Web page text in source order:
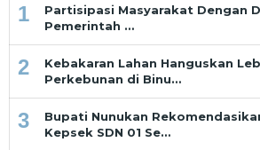
1
Partisipasi Masyarakat Dengan
Pemerintah …
2
Kebakaran Lahan Hanguskan
Perkebunan di Binu…
3
Bupati Nunukan
Kepsek SDN 01 Se…